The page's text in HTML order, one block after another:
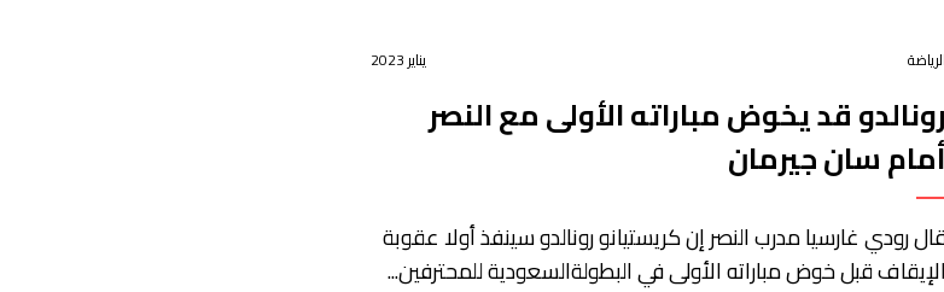
الرياضة يناير 2023
رونالدو قد يخوض مباراته الأولى مع النصر
أمام سان جيرمان
رودي غارسيا مدرب النصر إن كريستيانو رونالدو سينفذ أولا عقوبة
الإيقاف قبل خوض مباراته الأولى في البطولةالسعودية للمحترفين...